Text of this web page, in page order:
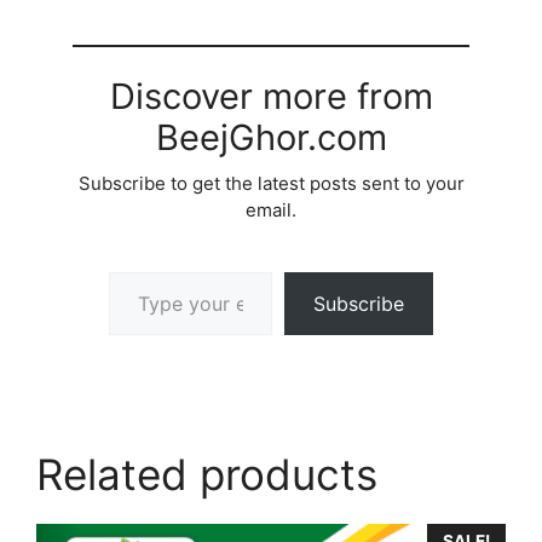
Discover more from
BeejGhor.com
Subscribe to get the latest posts sent to your
email.
Subscribe
Related products